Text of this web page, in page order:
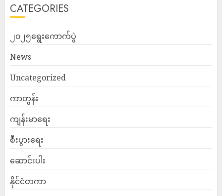
CATEGORIES
၂၀၂၅ရွေးကောက်ပွဲ
News
Uncategorized
ကာတွန်း
ကျန်းမာရေး
စီးပွားရေး
ဆောင်းပါး
နိုင်ငံတကာ